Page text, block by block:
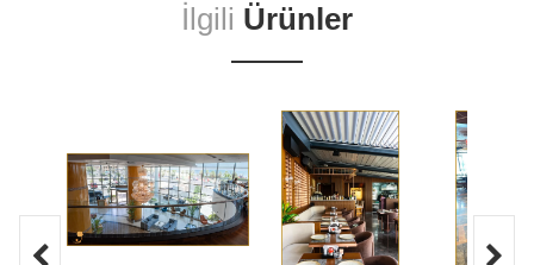
İlgili Ürünler